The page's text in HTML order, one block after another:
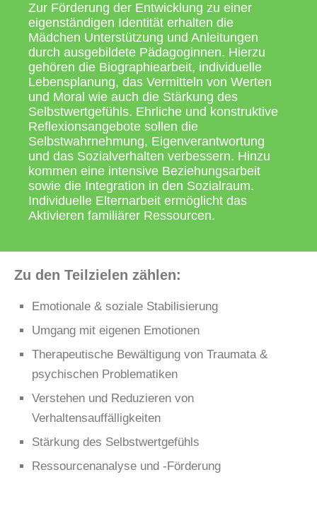
Zur Förderung der Entwicklung zu einer
eigenständigen Identität erhalten die
Mädchen Unterstützung und Anleitungen
durch ausgebildete Pädagoginnen. Hierzu
gehören die Biographiearbeit, individuelle
Lebensplanung, das Vermitteln von Werten
und Moral wie auch die Stärkung des
Selbstwertgefühls. Ehrliche und konstruktive
Reflexionsangebote sollen die
Selbstwahrnehmung, Eigenverantwortung
und das Sozialverhalten verbessern. Hinzu
kommen eine intensive Beziehungsarbeit
sowie die Integration in den Sozialraum.
Individuelle Elternarbeit ermöglicht das
Aktivieren familiärer Ressourcen.
Zu den Teilzielen zählen:
Emotionale & soziale Stabilisierung
Umgang mit eigenen Emotionen
Therapeutische Bewältigung von Traumata &
psychischen Problematiken
Verstehen und Reduzieren von
Verhaltensauffälligkeiten
Stärkung des Selbstwertgefühls
Ressourcenanalyse und -Förderung